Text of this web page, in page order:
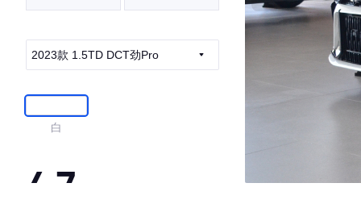
2023款 1.5TD DCT劲Pro
白
4.7